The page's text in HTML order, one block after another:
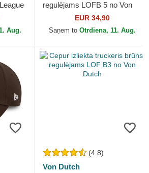
Era
Aug.
regulējams LOFB 5 no Von
EUR 34,90
Saņem to Otrdiena, 11. Aug.
(4.8)
Von Dutch